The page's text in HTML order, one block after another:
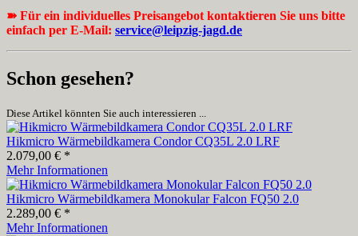
➽ Für ein individuelles Preisangebot kontaktieren Sie uns bitte
einfach per E-Mail: service@leipzig-jagd.de
Schon gesehen?
Diese Artikel könnten Sie auch interessieren ...
Hikmicro Wärmebildkamera Condor CQ35L 2.0 LRF
2.079,00 € *
Mehr Informationen
Hikmicro Wärmebildkamera Monokular Falcon FQ50 2.0
2.289,00 € *
Mehr Informationen